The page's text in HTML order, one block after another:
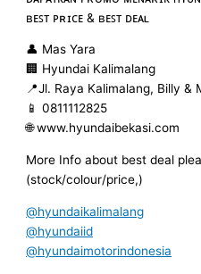
ʙᴇꜱᴛ ᴘʀɪᴄᴇ & ʙᴇꜱᴛ ᴅᴇᴀʟ
👤 Mas Yara
🏢 Hyundai Kalimalang
📍Jl. Raya Kalimalang, Billy &
📱 0811112825
🌐 www.hyundaibekasi.com
More Info about best deal
(stock/colour/price,)
@hyundaikalimalang
@hyundaiid
@hyundaimotorindonesia